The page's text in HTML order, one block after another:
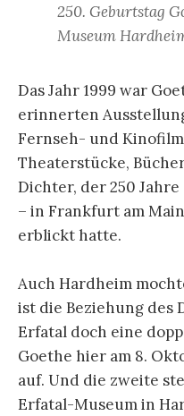
250. Geburtstag
Museum
Das Jahr 1999 war
erinnerten
Fernseh- und
Theaterstücke,
Dichter, der 250 Jahre
– in Frankfurt am
erblickt hatte.
Auch Hardheim
ist die Beziehung des
Erfatal doch eine
Goethe hier am 8.
auf. Und die zweite
Erfatal-Museum in